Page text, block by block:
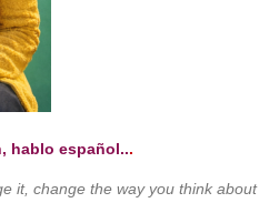
hablo español...
it, change the way you think about